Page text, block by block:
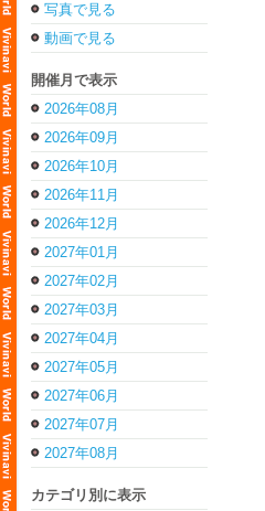
写真で見る
動画で見る
開催月で表示
2026年08月
2026年09月
2026年10月
2026年11月
2026年12月
2027年01月
2027年02月
2027年03月
2027年04月
2027年05月
2027年06月
2027年07月
2027年08月
カテゴリ別に表示